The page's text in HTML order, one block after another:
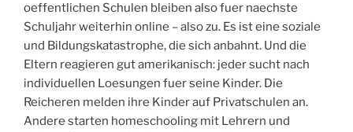
oeffentlichen Schulen bleiben also fuer naechste
Schuljahr weiterhin online – also zu. Es ist eine soziale
und Bildungskatastrophe, die sich anbahnt. Und die
Eltern reagieren gut amerikanisch: jeder sucht nach
individuellen Loesungen fuer seine Kinder. Die
Reicheren melden ihre Kinder auf Privatschulen an.
Andere starten homeschooling mit Lehrern und